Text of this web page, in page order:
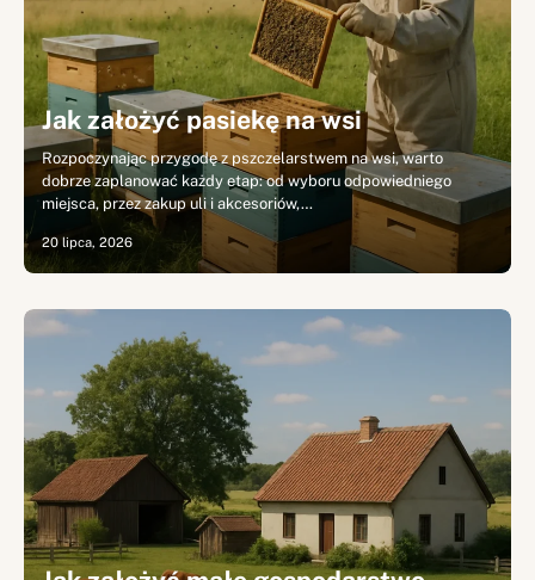
Jak założyć pasiekę na wsi
Rozpoczynając przygodę z pszczelarstwem na wsi, warto
dobrze zaplanować każdy etap: od wyboru odpowiedniego
miejsca, przez zakup uli i akcesoriów,…
20 lipca, 2026